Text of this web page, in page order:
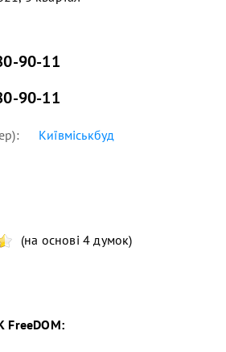
90-11
90-11
Київміськбуд
(на основі 4 думок)
FreeDOM: